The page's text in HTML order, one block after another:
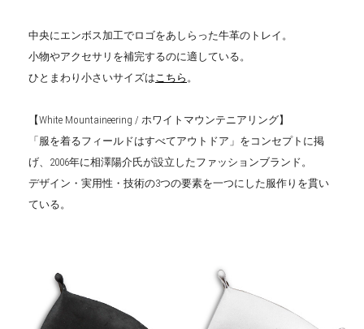
中央にエンボス加工でロゴをあしらった牛革のトレイ。
小物やアクセサリを補完するのに適している。
ひとまわり小さいサイズはこちら 。
【White Mountaineering / ホワイトマウンテニアリング】
「服を着るフィールドはすべてアウトドア」をコンセプトに掲
げ、2006年に相澤陽介氏が設立したファッションブランド。
デザイン・実用性・技術の3つの要素を一つにした服作りを貫い
ている。